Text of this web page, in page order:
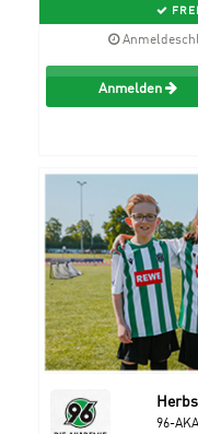
Anmelden
96-